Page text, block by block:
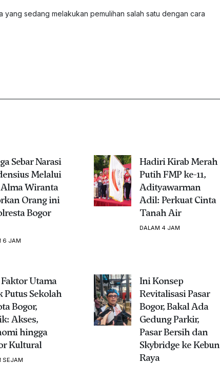
sedang melakukan pemulihan salah satu dengan cara
Sebar Narasi
Melalui
Wiranta
Orang ini
Bogor
6 JAM
Hadiri Kirab Merah
Putih FMP ke-11,
Adityawarman
Adil: Perkuat Cinta
Tanah Air
DALAM 4 JAM
Utama
Putus Sekolah
Bogor,
Akses,
hingga
Kultural
SEJAM
Ini Konsep
Revitalisasi Pasar
Bogor, Bakal Ada
Gedung Parkir,
Pasar Bersih dan
Skybridge ke Kebun
Raya